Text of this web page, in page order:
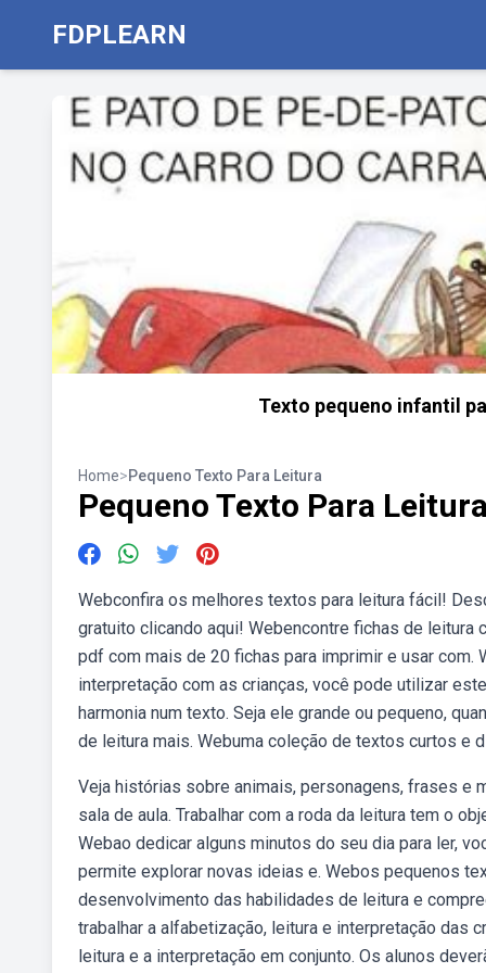
FDPLEARN
Texto pequeno infantil
Home>Pequeno Texto Para Leitura
Pequeno Texto Para
Webconfira os melhores textos para leitura fácil!
gratuito clicando aqui! Webencontre fichas de
pdf com mais de 20 fichas para imprimir e usar
interpretação com as crianças, você pode utilizar
harmonia num texto. Seja ele grande ou pequeno,
de leitura mais. Webuma coleção de textos curtos e
Veja histórias sobre animais, personagens, frases e
sala de aula. Trabalhar com a roda da leitura tem o
Webao dedicar alguns minutos do seu dia para ler,
permite explorar novas ideias e. Webos pequenos
desenvolvimento das habilidades de leitura e
trabalhar a alfabetização, leitura e interpretação das
leitura e a interpretação em conjunto. Os alunos